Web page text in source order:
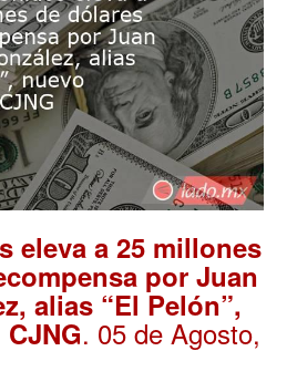
eleva a 25 millones
por Juan
alias “El Pelón”,
. 05 de Agosto,